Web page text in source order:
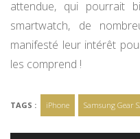
attendue, qui pourrait
smartwatch, de
manifesté leur intérêt
les comprend !
TAGS : iPhone Samsung Gear